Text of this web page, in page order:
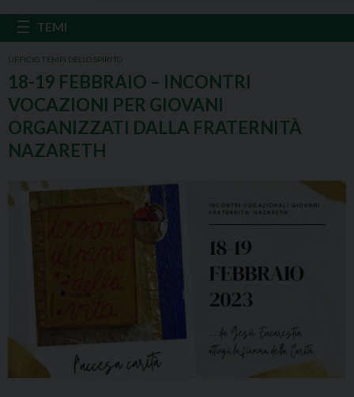
UFFICIO TEMPI DELLO SPIRITO
18-19 FEBBRAIO – INCONTRI
VOCAZIONI PER GIOVANI
ORGANIZZATI DALLA FRATERNITÀ
NAZARETH